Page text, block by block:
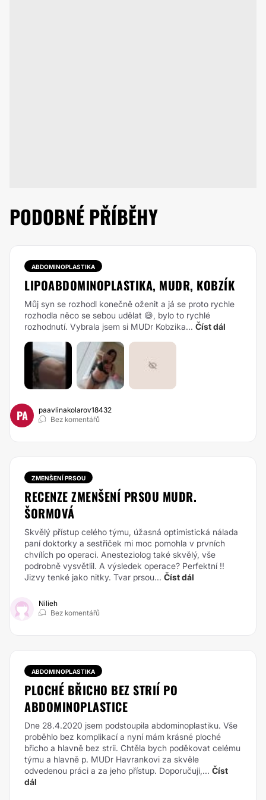
PODOBNÉ PŘÍBĚHY
ABDOMINOPLASTIKA
LIPOABDOMINOPLASTIKA, MUDR, KOBZÍK
Můj syn se rozhodl konečně oženit a já se proto rychle
rozhodla něco se sebou udělat 😄, bylo to rychlé
rozhodnutí. Vybrala jsem si MUDr Kobzika... Číst dál
PA
paavlinakolarov18432
Bez komentářů
ZMENŠENÍ PRSOU
RECENZE ZMENŠENÍ PRSOU MUDR.
ŠORMOVÁ
Skvělý přístup celého týmu, úžasná optimistická nálada
paní doktorky a sestřiček mi moc pomohla v prvních
chvílích po operaci. Anesteziolog také skvělý, vše
podrobně vysvětlil. A výsledek operace? Perfektní !!
Jizvy tenké jako nitky. Tvar prsou... Číst dál
Nilieh
Bez komentářů
ABDOMINOPLASTIKA
PLOCHÉ BŘICHO BEZ STRIÍ PO
ABDOMINOPLASTICE
Dne 28.4.2020 jsem podstoupila abdominoplastiku. Vše
proběhlo bez komplikací a nyní mám krásné ploché
břicho a hlavně bez strii. Chtěla bych poděkovat celému
týmu a hlavně p. MUDr Havrankovi za skvěle
odvedenou práci a za jeho přístup. Doporučuji,... Číst
dál